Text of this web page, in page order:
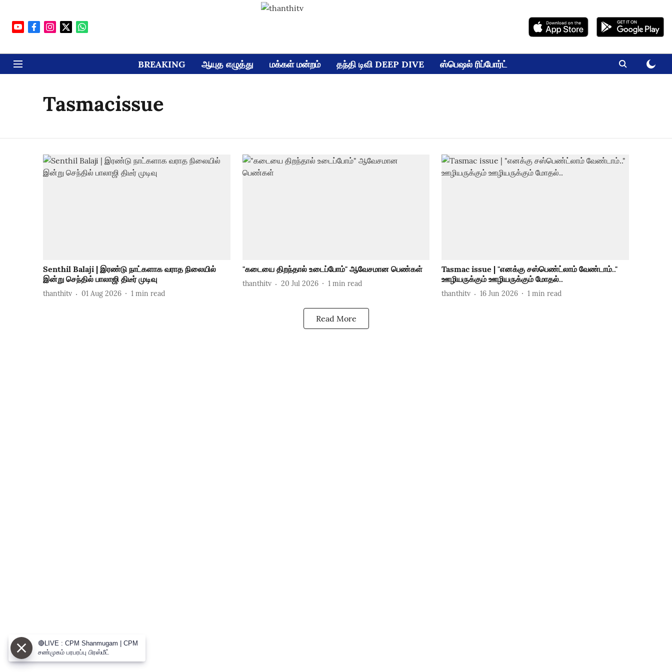
BREAKING ஆயுத எழுத்து மக்கள் மன்றம் தந்தி டிவி DEEP DIVE ஸ்பெஷல் ரிப்போர்ட்
Tasmacissue
Senthil Balaji | இரண்டு நாட்களாக வராத நிலையில்
இன்று செந்தில் பாலாஜி திடீர் முடிவு
thanthitv 01 Aug 2026 1 min read
"கடையை திறந்தால் உடைப்போம்" ஆவேசமான பெண்கள்
thanthitv 20 Jul 2026 1 min read
Tasmac issue | "எனக்கு சஸ்பெண்ட்லாம் வேண்டாம்.."
ஊழியருக்கும் ஊழியருக்கும் மோதல்..
thanthitv 16 Jun 2026 1 min read
Read More
🔴LIVE : CPM Shanmugam | CPM
சண்முகம் பரபரப்பு பிரஸ்மீட்